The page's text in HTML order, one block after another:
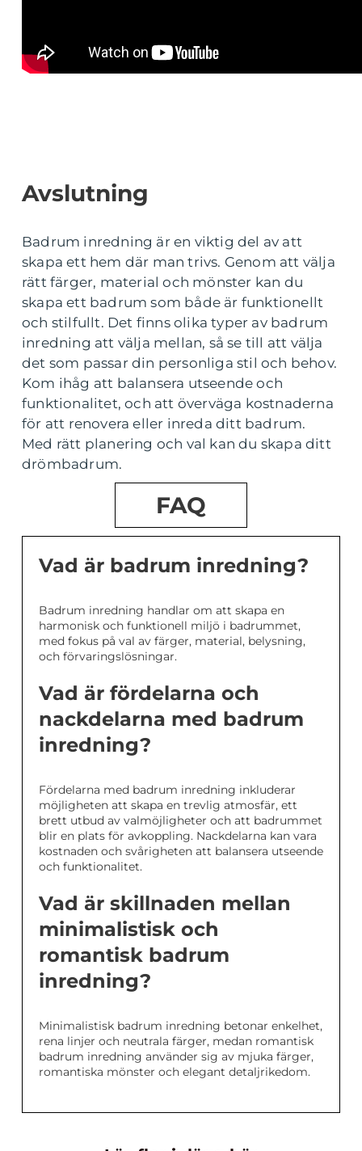
Avslutning
Badrum inredning är en viktig del av att
skapa ett hem där man trivs. Genom att välja
rätt färger, material och mönster kan du
skapa ett badrum som både är funktionellt
och stilfullt. Det finns olika typer av badrum
inredning att välja mellan, så se till att välja
det som passar din personliga stil och behov.
Kom ihåg att balansera utseende och
funktionalitet, och att överväga kostnaderna
för att renovera eller inreda ditt badrum.
Med rätt planering och val kan du skapa ditt
drömbadrum.
FAQ
Vad är badrum inredning?
Badrum inredning handlar om att skapa en
harmonisk och funktionell miljö i badrummet,
med fokus på val av färger, material, belysning,
och förvaringslösningar.
Vad är fördelarna och
nackdelarna med badrum
inredning?
Fördelarna med badrum inredning inkluderar
möjligheten att skapa en trevlig atmosfär, ett
brett utbud av valmöjligheter och att badrummet
blir en plats för avkoppling. Nackdelarna kan vara
kostnaden och svårigheten att balansera utseende
och funktionalitet.
Vad är skillnaden mellan
minimalistisk och
romantisk badrum
inredning?
Minimalistisk badrum inredning betonar enkelhet,
rena linjer och neutrala färger, medan romantisk
badrum inredning använder sig av mjuka färger,
romantiska mönster och elegant detaljrikedom.